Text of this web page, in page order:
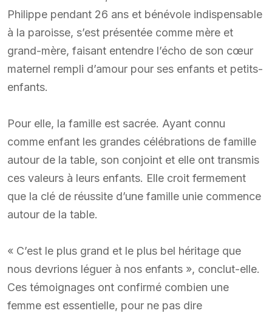
Philippe pendant 26 ans et bénévole indispensable
à la paroisse, s’est présentée comme mère et
grand-mère, faisant entendre l’écho de son cœur
maternel rempli d’amour pour ses enfants et petits-
enfants.
Pour elle, la famille est sacrée. Ayant connu
comme enfant les grandes célébrations de famille
autour de la table, son conjoint et elle ont transmis
ces valeurs à leurs enfants. Elle croit fermement
que la clé de réussite d’une famille unie commence
autour de la table.
« C’est le plus grand et le plus bel héritage que
nous devrions léguer à nos enfants », conclut-elle.
Ces témoignages ont confirmé combien une
femme est essentielle, pour ne pas dire